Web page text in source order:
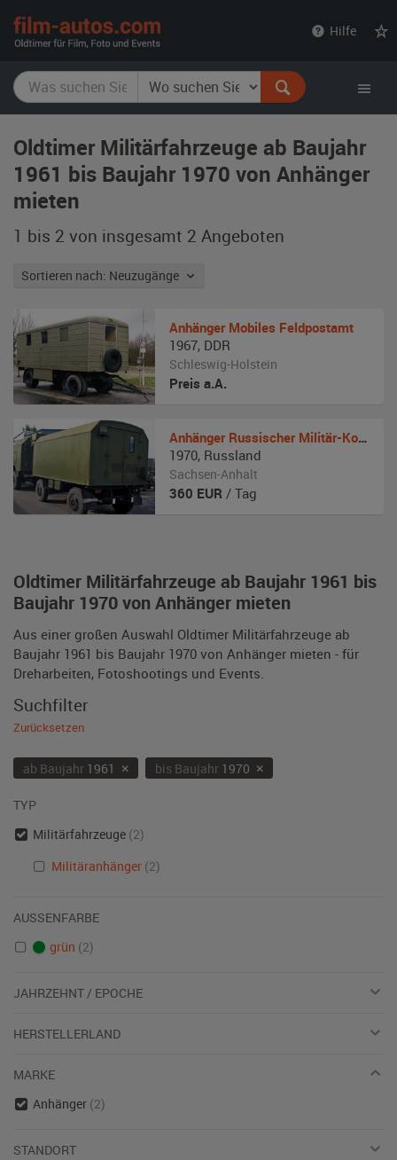
Hilfe
Oldtimer Militärfahrzeuge ab Baujahr
1961 bis Baujahr 1970 von Anhänger
mieten
1 bis 2 von insgesamt 2 Angeboten
Sortieren nach: Neuzugänge
Oldtimer Militärfahrzeuge ab Baujahr 1961 bis
Baujahr 1970 von Anhänger mieten
Aus einer großen Auswahl Oldtimer Militärfahrzeuge ab
Baujahr 1961 bis Baujahr 1970 von Anhänger mieten - für
Dreharbeiten, Fotoshootings und Events.
Anhänger Mobiles Feldpostamt
1967, DDR
Schleswig-Holstein
Preis a.A.
Anhänger Russischer Militär-Koffer
1970, Russland
Sachsen-Anhalt
360 EUR / Tag
Suchfilter
Zurücksetzen
ab Baujahr1961 × bis Baujahr1970 ×
TYP
Militärfahrzeuge (2)
Militäranhänger (2)
AUSSENFARBE
grün (2)
JAHRZEHNT / EPOCHE
HERSTELLERLAND
MARKE
Anhänger (2)
STANDORT